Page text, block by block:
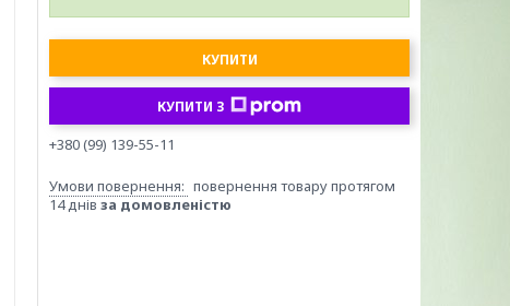
КУПИТИ
КУПИТИ З
+380 (99) 139-55-11
повернення товару протягом
14 днів за домовленістю